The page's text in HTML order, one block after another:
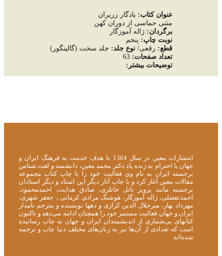
عنوان کتاب: یادگار زریران
متنی حماسی از دوران کهن
برگردان: ژاله آموزگار
نوبت چاپ: پنجم
قطع: رقعی/نوع جلد: جلد سخت (گالینگور)
تعداد صفحات:
63
توضيحات بيشتر:
انتشارات معین در سال 1364 با هدف خدمت به فرهنگ ایران و
جهان با احترام به زنده یاد دکتر محمد معین، دانشمند و لغت شناس
برجسته ایران به نام وی فعالیت خود را با چاپ کتاب مجموعه
مقالات معین آغاز کرد و با چاپ آثار دیگر این استاد و دیگر استادان
برجسته مانند پرویز ناتل خانلری، صادق هدایت، احمدمحمود،
احمدتفضلی، ژاله آموزگار، هوشنگ مرادی کرمانی ، جعفر شهری،
مهرداد بهار، میرجلال الدین کزازی و دهها نویسنده و مترجم نامدار
ایران و جهان فعالیت مستمر خود را همچنان ادامه می‌دهد و تاکنون
کتابهای بی‌شماری از اندیشمندان ایران و جهان به چاپ رسانیده
است که تعدادی از آن‌ها نیز به زبان‌های مختلف دنیا چاپ و ترجمه
شده‌اند.